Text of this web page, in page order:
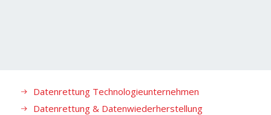
Datenrettung Technologieunternehmen
Datenrettung & Datenwiederherstellung